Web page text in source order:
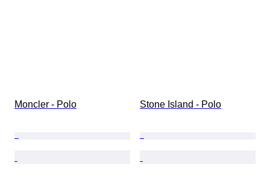
Moncler - Polo Stone Island - Polo